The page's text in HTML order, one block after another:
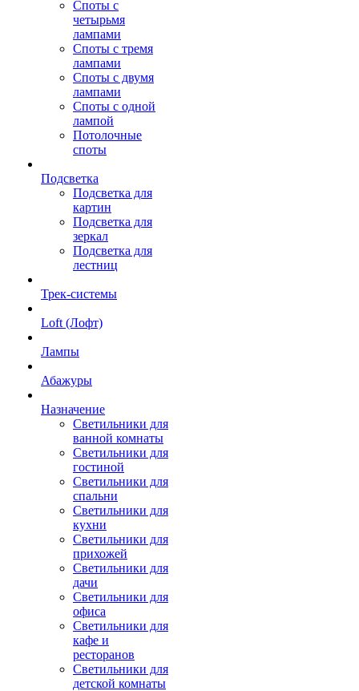
Споты с
четырьмя
лампами
Споты с тремя
лампами
Споты с двумя
лампами
Споты с одной
лампой
Потолочные
споты
Подсветка
Подсветка для
картин
Подсветка для
зеркал
Подсветка для
лестниц
Трек-системы
Loft (Лофт)
Лампы
Абажуры
Назначение
Светильники для
ванной комнаты
Светильники для
гостиной
Светильники для
спальни
Светильники для
кухни
Светильники для
прихожей
Светильники для
дачи
Светильники для
офиса
Светильники для
кафе и
ресторанов
Светильники для
детской комнаты